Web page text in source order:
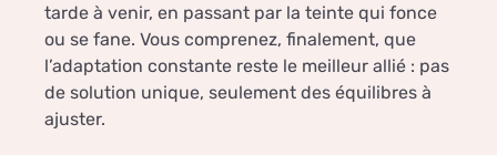
tarde à venir, en passant par la teinte qui fonce
ou se fane. Vous comprenez, finalement, que
l’adaptation constante reste le meilleur allié : pas
de solution unique, seulement des équilibres à
ajuster.